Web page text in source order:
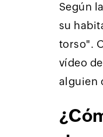
Según
su
torso".
vídeo
alguien